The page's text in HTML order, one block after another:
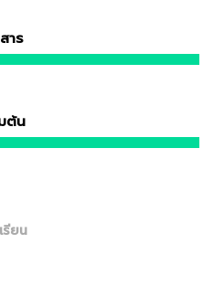
าร
ต้น
รียน